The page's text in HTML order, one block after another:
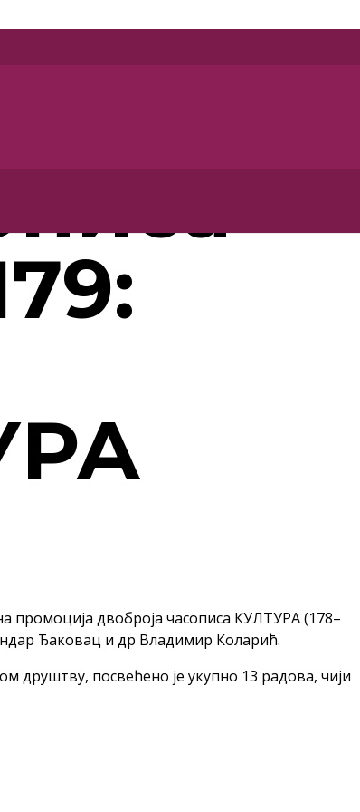
промоција двоброја часописа КУЛТУРА (178–
Ђаковац и др Владимир Коларић.
друштву, посвећено је укупно 13 радова, чији